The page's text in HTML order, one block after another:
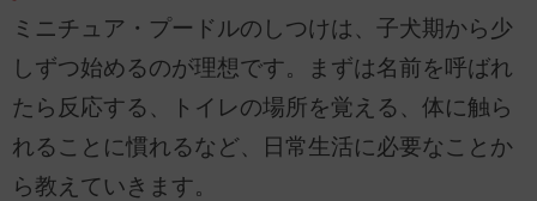
ミニチュア・プードルのしつけは、子犬期から少
しずつ始めるのが理想です。まずは名前を呼ばれ
たら反応する、トイレの場所を覚える、体に触ら
れることに慣れるなど、日常生活に必要なことか
ら教えていきます。